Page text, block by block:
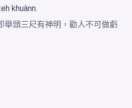
khuànn.
舉頭三尺有神明，勸人不可做虧